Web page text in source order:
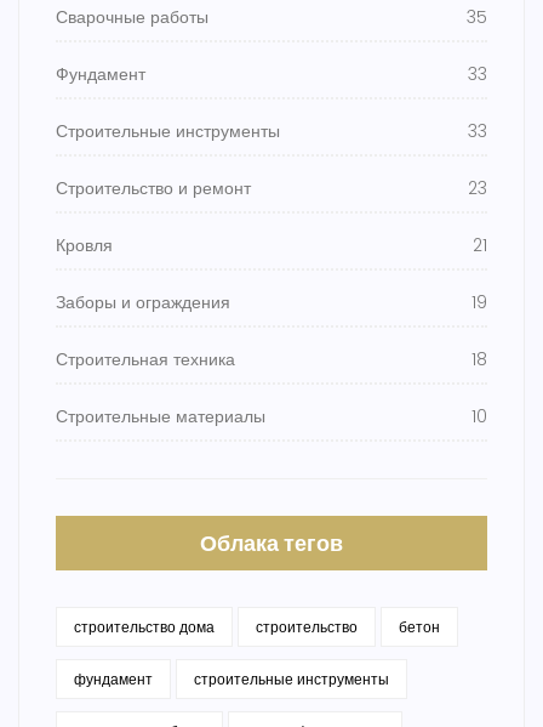
Сварочные работы 35
Фундамент 33
Строительные инструменты 33
Строительство и ремонт 23
Кровля 21
Заборы и ограждения 19
Строительная техника 18
Строительные материалы 10
Облака тегов
строительство дома строительство бетон
фундамент строительные инструменты